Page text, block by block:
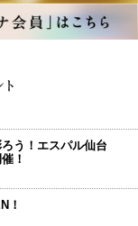
う！エスパル仙台
！
！